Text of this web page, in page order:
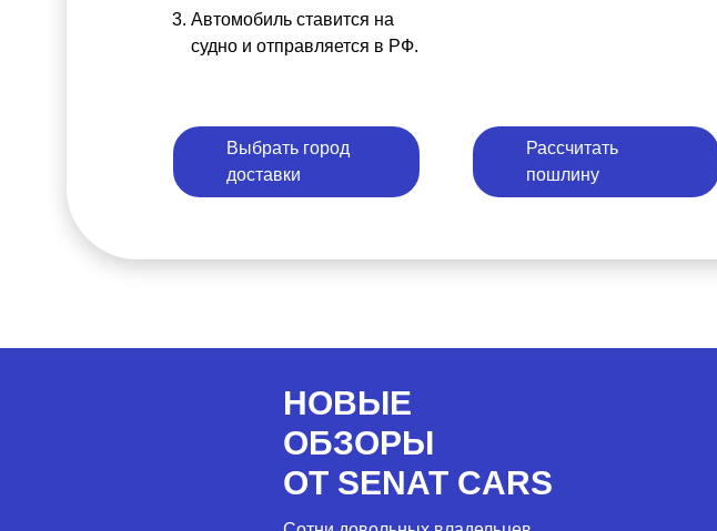
Автомобиль ставится на
судно и отправляется в РФ.
Выбрать город
доставки
Рассчитать
пошлину
НОВЫЕ
ОБЗОРЫ
ОТ SENAT CARS